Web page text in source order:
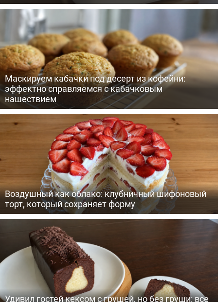
Маскируем кабачки под десерт из кофейни:
эффектно справляемся с кабачковым
нашествием
Воздушный как облако: клубничный шифоновый
торт, который сохраняет форму
Удивил гостей кексом с грушей, но без груши: все